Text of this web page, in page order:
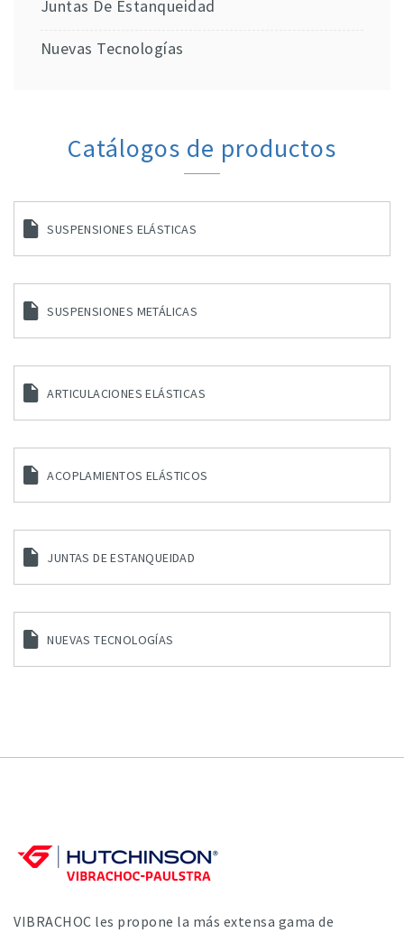
Juntas De Estanqueidad
Nuevas Tecnologías
Catálogos de productos
SUSPENSIONES ELÁSTICAS
SUSPENSIONES METÁLICAS
ARTICULACIONES ELÁSTICAS
ACOPLAMIENTOS ELÁSTICOS
JUNTAS DE ESTANQUEIDAD
NUEVAS TECNOLOGÍAS
VIBRACHOC les propone la más extensa gama de